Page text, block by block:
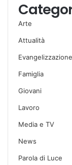
Arte
Attualità
Evangelizzazione
Famiglia
Giovani
Lavoro
Media e TV
News
Parola di Luce